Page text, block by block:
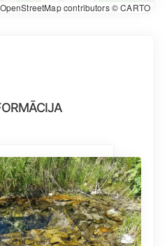
contributors © CARTO